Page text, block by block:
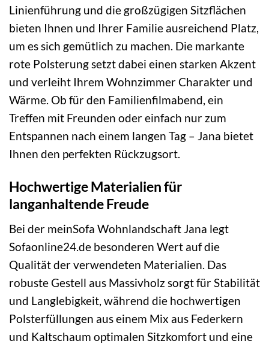
Linienführung und die großzügigen Sitzflächen
bieten Ihnen und Ihrer Familie ausreichend Platz,
um es sich gemütlich zu machen. Die markante
rote Polsterung setzt dabei einen starken Akzent
und verleiht Ihrem Wohnzimmer Charakter und
Wärme. Ob für den Familienfilmabend, ein
Treffen mit Freunden oder einfach nur zum
Entspannen nach einem langen Tag – Jana bietet
Ihnen den perfekten Rückzugsort.
Hochwertige Materialien für
langanhaltende Freude
Bei der meinSofa Wohnlandschaft Jana legt
Sofaonline24.de besonderen Wert auf die
Qualität der verwendeten Materialien. Das
robuste Gestell aus Massivholz sorgt für Stabilität
und Langlebigkeit, während die hochwertigen
Polsterfüllungen aus einem Mix aus Federkern
und Kaltschaum optimalen Sitzkomfort und eine